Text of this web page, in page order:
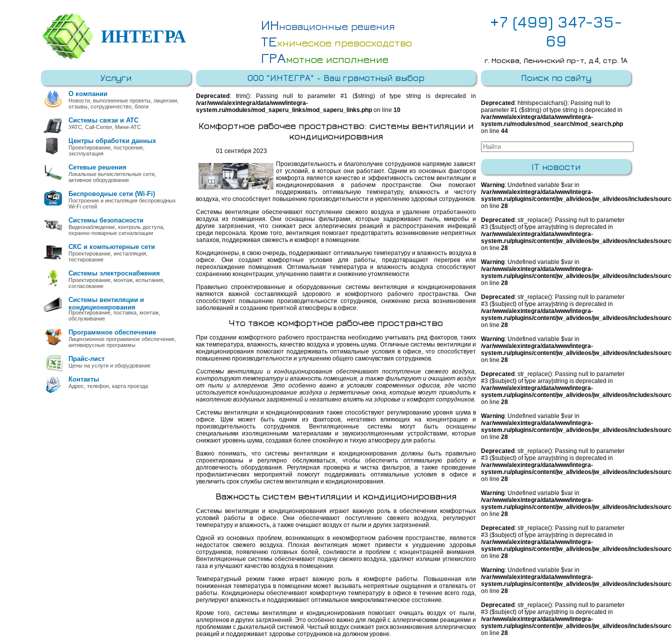
ИНТЕГРА
ИНновационные решения
ТЕхническое превосходство
ГРАмотное исполнение
+7 (499) 347-35-
69
г. Москва, Ленинский пр-т, д.4, стр. 1А
E-mail:info@integra-system.ru
Услуги
О компании
Новости, выполненные проекты, лицензии,
отзывы, сотрудничество, блоги
Системы связи и АТС
УАТС, Call-Center, Мини-АТС
Центры обработки данных
Проектирование, построение,
эксплуатация
Сетевые решения
Локальные вычислительные сети,
активное оборудование
Беспроводные сети (Wi-Fi)
Построение и инсталляция беспроводных
Wi-Fi сетей
Системы безопасности
Видеонаблюдение, контроль доступа,
охранно-пожарные сигнализации
СКС и компьютерные сети
Проектирование, инсталляция,
тестирование
Системы электроснабжения
Проектирование, монтаж, испытания,
согласование
Системы вентиляции и
кондиционирования
Проектирование, поставка, монтаж,
обслуживание
Программное обеспечение
Лицензионное программное обеспечение,
антивирусные программы
Прайс-лист
Цены на услуги и оборудование
Контакты
Адрес, телефон, карта проезда
ООО "ИНТЕГРА" - Ваш грамотный выбор
Deprecated : trim(): Passing null to parameter #1 ($string) of type string is deprecated in
/var/www/alexintegra/data/www/integra-
system.ru/modules/mod_saperu_links/mod_saperu_links.php on line 10
Комфортное рабочее пространство: системы вентиляции и
кондиционирования
01 сентября 2023
Производительность и благополучие сотрудников напрямую зависят
от условий, в которых они работают. Одним из основных факторов
комфорта является качество и эффективность систем вентиляции и
кондиционирования в рабочем пространстве. Они помогают
поддерживать оптимальную температуру, влажность и чистоту
воздуха, что способствует повышению производительности и укреплению здоровья сотрудников.
Системы вентиляции обеспечивают поступление свежего воздуха и удаление отработанного
воздуха из помещения. Они оснащены фильтрами, которые задерживают пыль, микробы и
другие загрязнения, что снижает риск аллергических реакций и распространения инфекций
среди персонала. Кроме того, вентиляция помогает предотвратить возникновение неприятных
запахов, поддерживая свежесть и комфорт в помещении.
Кондиционеры, в свою очередь, поддерживают оптимальную температуру и влажность воздуха в
офисе. Они создают комфортные условия для работы, предотвращают перегрев или
переохлаждение помещения. Оптимальная температура и влажность воздуха способствуют
сохранению концентрации, улучшению памяти и снижению утомляемости.
Правильно спроектированные и оборудованные системы вентиляции и кондиционирования
являются важной составляющей здорового и комфортного рабочего пространства. Они
способствуют повышению производительности сотрудников, снижению риска возникновения
заболеваний и созданию приятной атмосферы в офисе.
Что такое комфортное рабочее пространство
При создании комфортного рабочего пространства необходимо учитывать ряд факторов, таких
как температура, влажность, качество воздуха и уровень шума. Отличные системы вентиляции и
кондиционирования помогают поддерживать оптимальные условия в офисе, что способствует
повышению производительности и улучшению общего самочувствия сотрудников.
Системы вентиляции и кондиционирования обеспечивают поступление свежего воздуха,
контролируют температуру и влажность помещения, а также фильтруют и очищают воздух
от пыли и аллергенов. Это особенно важно в условиях современных офисов, где часто
используется кондиционирование воздуха и герметичные окна, которые могут приводить к
накоплению воздушных загрязнений и негативно влиять на здоровье и комфорт сотрудников.
Системы вентиляции и кондиционирования также способствуют регулированию уровня шума в
офисе. Шум может быть одним из факторов, негативно влияющих на концентрацию и
производительность сотрудников. Вентиляционные системы могут быть оснащены
специальными изоляционными материалами и звукоизоляционными устройствами, которые
снижают уровень шума, создавая более спокойную и тихую атмосферу для работы.
Важно понимать, что системы вентиляции и кондиционирования должны быть правильно
спроектированы и регулярно обслуживаться, чтобы обеспечить оптимальную работу и
долговечность оборудования. Регулярная проверка и чистка фильтров, а также проведение
профилактических мероприятий помогут поддерживать оптимальные условия в офисе и
увеличить срок службы систем вентиляции и кондиционирования.
Важность систем вентиляции и кондиционирования
Системы вентиляции и кондиционирования играют важную роль в обеспечении комфортных
условий работы в офисе. Они обеспечивают поступление свежего воздуха, регулируют
температуру и влажность, а также очищают воздух от пыли и других загрязнений.
Одной из основных проблем, возникающих в некомфортном рабочем пространстве, является
недостаток свежего воздуха. Плохая вентиляция может привести к ухудшению здоровья
сотрудников, появлению головных болей, сонливости и проблем с концентрацией внимания.
Вентиляционные системы обеспечивают подачу свежего воздуха, удаляют излишки углекислого
газа и улучшают качество воздуха в помещении.
Температурный режим также играет важную роль в комфорте работы. Повышенная или
пониженная температура в помещении может вызывать неприятные ощущения и отвлекать от
работы. Кондиционеры обеспечивают комфортную температуру в офисе в течение всего года,
регулируют влажность и поддерживают оптимальное микроклиматическое состояние.
Кроме того, системы вентиляции и кондиционирования помогают очищать воздух от пыли,
аллергенов и других загрязнений. Это особенно важно для людей с аллергическими реакциями и
проблемами с дыхательной системой. Чистый воздух снижает риск возникновения аллергических
реакций и поддерживает здоровье сотрудников на должном уровне.
Поиск по сайту
Deprecated : htmlspecialchars(): Passing null to
parameter #1 ($string) of type string is deprecated in
/var/www/alexintegra/data/www/integra-
system.ru/modules/mod_search/mod_search.php
on line 44
IT новости
Warning: Undefined variable $var in
/var/www/alexintegra/data/www/integra-
system.ru/plugins/content/jw_allvideos/jw_allvideos/includes/
on line 28
Deprecated : str_replace(): Passing null to parameter
#3 ($subject) of type array|string is deprecated in
/var/www/alexintegra/data/www/integra-
system.ru/plugins/content/jw_allvideos/jw_allvideos/includes/
on line 28
Warning: Undefined variable $var in
/var/www/alexintegra/data/www/integra-
system.ru/plugins/content/jw_allvideos/jw_allvideos/includes/
on line 28
Deprecated : str_replace(): Passing null to parameter
#3 ($subject) of type array|string is deprecated in
/var/www/alexintegra/data/www/integra-
system.ru/plugins/content/jw_allvideos/jw_allvideos/includes/
on line 28
Warning: Undefined variable $var in
/var/www/alexintegra/data/www/integra-
system.ru/plugins/content/jw_allvideos/jw_allvideos/includes/
on line 28
Deprecated : str_replace(): Passing null to parameter
#3 ($subject) of type array|string is deprecated in
/var/www/alexintegra/data/www/integra-
system.ru/plugins/content/jw_allvideos/jw_allvideos/includes/
on line 28
Warning: Undefined variable $var in
/var/www/alexintegra/data/www/integra-
system.ru/plugins/content/jw_allvideos/jw_allvideos/includes/
on line 28
Deprecated : str_replace(): Passing null to parameter
#3 ($subject) of type array|string is deprecated in
/var/www/alexintegra/data/www/integra-
system.ru/plugins/content/jw_allvideos/jw_allvideos/includes/
on line 28
Warning: Undefined variable $var in
/var/www/alexintegra/data/www/integra-
system.ru/plugins/content/jw_allvideos/jw_allvideos/includes/
on line 28
Deprecated : str_replace(): Passing null to parameter
#3 ($subject) of type array|string is deprecated in
/var/www/alexintegra/data/www/integra-
system.ru/plugins/content/jw_allvideos/jw_allvideos/includes/
on line 28
Warning: Undefined variable $var in
/var/www/alexintegra/data/www/integra-
system.ru/plugins/content/jw_allvideos/jw_allvideos/includes/
on line 28
Deprecated : str_replace(): Passing null to parameter
#3 ($subject) of type array|string is deprecated in
/var/www/alexintegra/data/www/integra-
system.ru/plugins/content/jw_allvideos/jw_allvideos/includes/
on line 28